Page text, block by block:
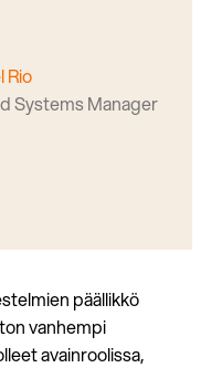
Rio
Systems Manager
päällikkö
vanhempi
avainroolissa,